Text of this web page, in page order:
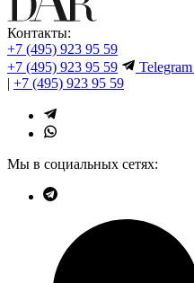
Контакты:
+7 (495) 923 95 59
+7 (495) 923 95 59
Telegram
| +7 (495) 923 95 59
Мы в социальных сетях: